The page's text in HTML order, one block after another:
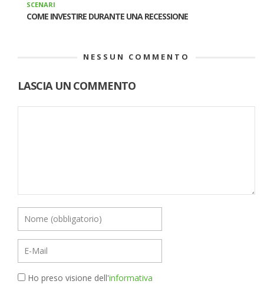
SCENARI
COME INVESTIRE DURANTE UNA RECESSIONE
NESSUN COMMENTO
LASCIA UN COMMENTO
Ho preso visione dell'informativa